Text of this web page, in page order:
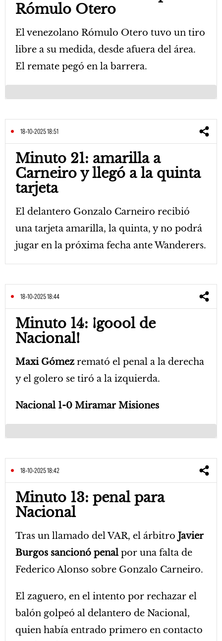
Rómulo Otero
El venezolano Rómulo Otero tuvo un tiro
libre a su medida, desde afuera del área.
El remate pegó en la barrera.
18-10-2025 18:51
Minuto 21: amarilla a
Carneiro y llegó a la quinta
tarjeta
El delantero Gonzalo Carneiro recibió
una tarjeta amarilla, la quinta, y no podrá
jugar en la próxima fecha ante Wanderers.
18-10-2025 18:44
Minuto 14: ¡goool de
Nacional!
Maxi Gómez remató el penal a la derecha
y el golero se tiró a la izquierda.
Nacional 1-0 Miramar Misiones
18-10-2025 18:42
Minuto 13: penal para
Nacional
Tras un llamado del VAR, el árbitro Javier
Burgos sancionó penalpor una falta de
Federico Alonso sobre Gonzalo Carneiro.
El zaguero, en el intento por rechazar el
balón golpeó al delantero de Nacional,
quien había entrado primero en contacto